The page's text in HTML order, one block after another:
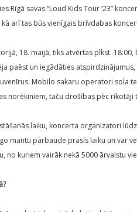
Rīgā savas “Loud Kids Tour ‘23”
arī tas būs vienīgais brīvdabas
18. maijā, tiks atvērtas plkst. 18:00,
paēst un iegādāties
Mobilo sakaru operatori sola
norēķiniem, taču drošības pēc
laiku, koncerta organizatori
mantu pārbaude prasīs laiku un var
no kuriem vairāk nekā 5000 ārvalstu